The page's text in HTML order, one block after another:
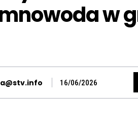
w
16/06/2026